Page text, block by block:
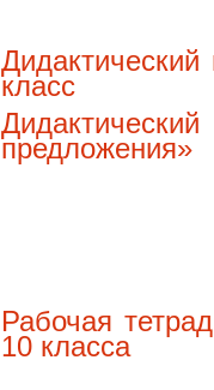
класс
предложения»
Рабочая
10 класса